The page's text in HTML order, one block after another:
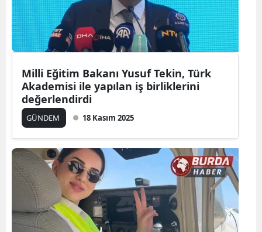
Milli Eğitim Bakanı Yusuf Tekin, Türk
Akademisi ile yapılan iş birliklerini
değerlendirdi
GÜNDEM 18 Kasım 2025